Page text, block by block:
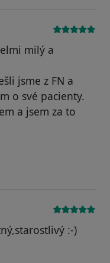
milý a
jsme z FN a
o své pacienty.
a jsem za to
účet byl odstraněn
:-)